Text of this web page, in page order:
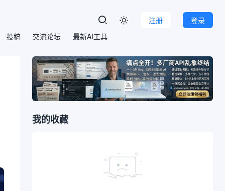
登录
注册

投稿 交流论坛 最新AI工具
我的收藏